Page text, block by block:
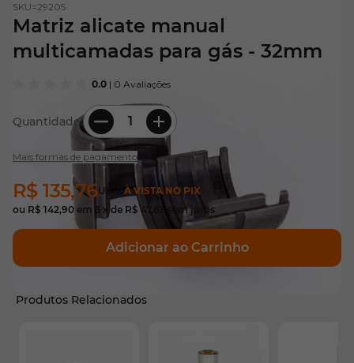
0.0 | 0 Avaliações
SKU=29205
Matriz alicate manual
multicamadas para gás - 32mm
Quantidade:
Mais formas de pagamento
R$ 135,76UNID À VISTA NO PIX
ou R$ 142,90 em 3 x de R$ 47,63 sem juros
Adicionar ao Carrinho
Produtos Relacionados